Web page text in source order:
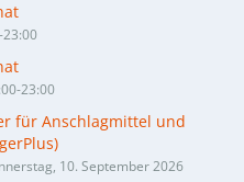
23:00
23:00
für Anschlagmittel und
10. September 2026